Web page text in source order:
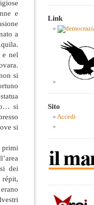
e
a
e nel
si
si
si
dei
répit,
Link
Sito
Accedi